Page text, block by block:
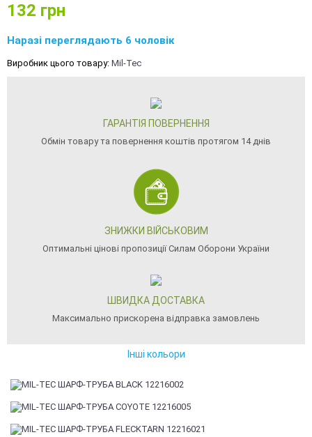
132 грн
Наразі переглядають 6 чоловік
Виробник цього товару: Mil-Tec
ГАРАНТІЯ ПОВЕРНЕННЯ
Обмін товару та повернення коштів протягом 14 днів
ЗНИЖКИ ВІЙСЬКОВИМ
Оптимальні цінові пропозиції Силам Оборони України
ШВИДКА ДОСТАВКА
Максимально прискорена відправка замовлень
Інші кольори